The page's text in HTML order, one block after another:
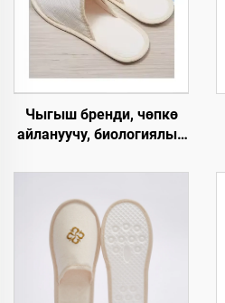
Чыгыш бренди, чөпкө
айлануучу, биологиялык
мейманхана жана SPA
кагаздан түзүлгөн табан,
колдонулгандан кийин
чөпкө айлануучу,
авиакомпаниялар үчүн
панчык